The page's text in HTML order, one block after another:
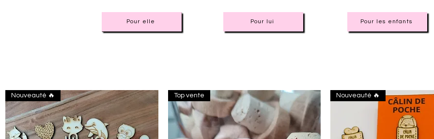
Pour elle Pour lui Pour les enfants
Nouveauté 🔥 Top vente Nouveauté 🔥